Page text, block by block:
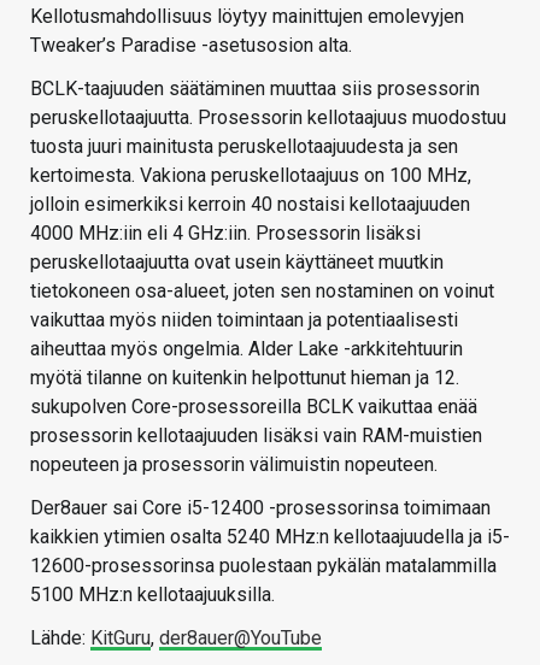
Kellotusmahdollisuus löytyy mainittujen emolevyjen
Tweaker’s Paradise -asetusosion alta.
BCLK-taajuuden säätäminen muuttaa siis prosessorin
peruskellotaajuutta. Prosessorin kellotaajuus muodostuu
tuosta juuri mainitusta peruskellotaajuudesta ja sen
kertoimesta. Vakiona peruskellotaajuus on 100 MHz,
jolloin esimerkiksi kerroin 40 nostaisi kellotaajuuden
4000 MHz:iin eli 4 GHz:iin. Prosessorin lisäksi
peruskellotaajuutta ovat usein käyttäneet muutkin
tietokoneen osa-alueet, joten sen nostaminen on voinut
vaikuttaa myös niiden toimintaan ja potentiaalisesti
aiheuttaa myös ongelmia. Alder Lake -arkkitehtuurin
myötä tilanne on kuitenkin helpottunut hieman ja 12.
sukupolven Core-prosessoreilla BCLK vaikuttaa enää
prosessorin kellotaajuuden lisäksi vain RAM-muistien
nopeuteen ja prosessorin välimuistin nopeuteen.
Der8auer sai Core i5-12400 -prosessorinsa toimimaan
kaikkien ytimien osalta 5240 MHz:n kellotaajuudella ja i5-
12600-prosessorinsa puolestaan pykälän matalammilla
5100 MHz:n kellotaajuuksilla.
Lähde: KitGuru, der8auer@YouTube